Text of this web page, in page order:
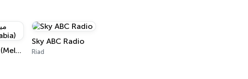
ميلودي ارابيا (Melody Arabia)
Sky ABC Radio
Riad